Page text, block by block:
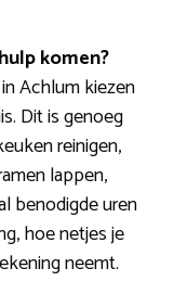
komen?
Achlum kiezen
Dit is genoeg
reinigen,
lappen,
benodigde uren
hoe netjes je
neemt.